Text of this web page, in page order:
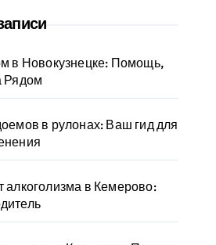
в Новокузнецке: Помощь,
Рядом
в рулонах: Ваш гид для
алкоголизма в Кемерово: